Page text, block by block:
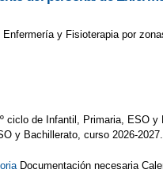
y Fisioterapia por
ciclo de Infantil, Primaria, ESO y
y Bachillerato, curso 2026-2027.
Documentación necesaria